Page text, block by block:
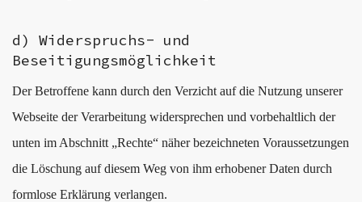
d) Widerspruchs- und
Beseitigungsmöglichkeit
Der Betroffene kann durch den Verzicht auf die Nutzung unserer
Webseite der Verarbeitung widersprechen und vorbehaltlich der
unten im Abschnitt „Rechte“ näher bezeichneten Voraussetzungen
die Löschung auf diesem Weg von ihm erhobener Daten durch
formlose Erklärung verlangen.